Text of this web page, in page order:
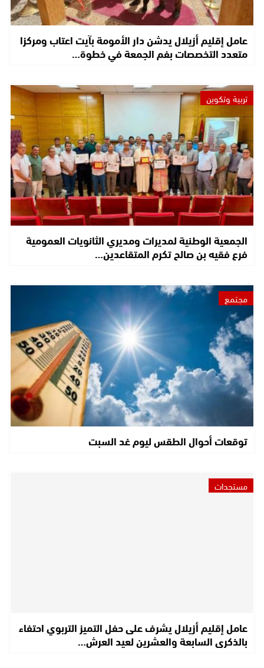
عامل إقليم أزيلال يدشن دار الأمومة بآيت اعتاب ومركزا
متعدد التخصصات بفم الجمعة في خطوة…
تربية وتكوين
الجمعية الوطنية لمديرات ومديري الثانويات العمومية
فرع فقيه بن صالح تكرم المتقاعدين…
مجتمع
توقعات أحوال الطقس ليوم غد السبت
مستجدات
عامل إقليم أزيلال يشرف على حفل التميز التربوي احتفاء
بالذكرى السابعة والعشرين لعيد العرش…